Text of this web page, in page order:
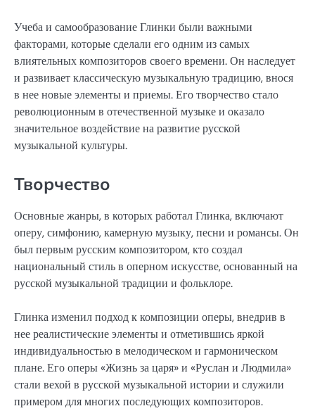
Учеба и самообразование Глинки были важными
факторами, которые сделали его одним из самых
влиятельных композиторов своего времени. Он наследует
и развивает классическую музыкальную традицию, внося
в нее новые элементы и приемы. Его творчество стало
революционным в отечественной музыке и оказало
значительное воздействие на развитие русской
музыкальной культуры.
Творчество
Основные жанры, в которых работал Глинка, включают
оперу, симфонию, камерную музыку, песни и романсы. Он
был первым русским композитором, кто создал
национальный стиль в оперном искусстве, основанный на
русской музыкальной традиции и фольклоре.
Глинка изменил подход к композиции оперы, внедрив в
нее реалистические элементы и отметившись яркой
индивидуальностью в мелодическом и гармоническом
плане. Его оперы «Жизнь за царя» и «Руслан и Людмила»
стали вехой в русской музыкальной истории и служили
примером для многих последующих композиторов.